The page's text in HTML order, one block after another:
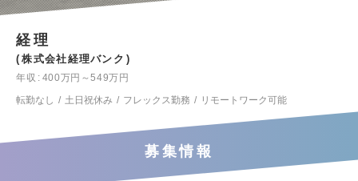
経理
株式会社経理バンク
年収
400万円～549万円
転勤なし
土日祝休み フレックス勤務 リモートワーク可能
募集情報